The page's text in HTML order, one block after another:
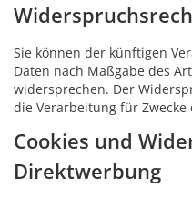
Sie können der künftigen
Daten nach Maßgabe des
widersprechen. Der
die Verarbeitung für
Cookies und
Direktwerbung